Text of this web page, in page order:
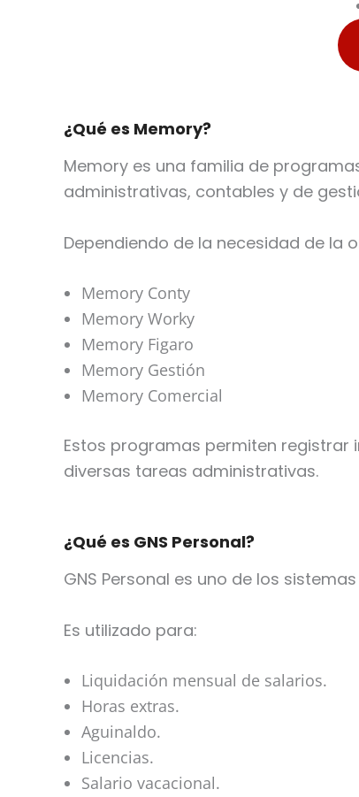
¿Qué es Memory?
Memory es una familia de
administrativas, contables y de
Dependiendo de la necesidad de la
Memory Conty
Memory Worky
Memory Figaro
Memory Gestión
Memory Comercial
Estos programas permiten
diversas tareas administrativas.
¿Qué es GNS Personal?
GNS Personal es uno de los
Es utilizado para:
Liquidación mensual de salarios.
Horas extras.
Aguinaldo.
Licencias.
Salario vacacional.